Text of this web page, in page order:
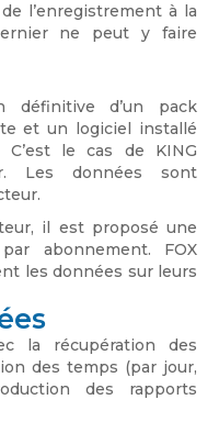
l’enregistrement à la
ne peut y faire
définitive d’un pack
et un logiciel installé
le cas de KING
Les données sont
il est proposé une
abonnement. FOX
les données sur leurs
la récupération des
des temps (par jour,
des rapports